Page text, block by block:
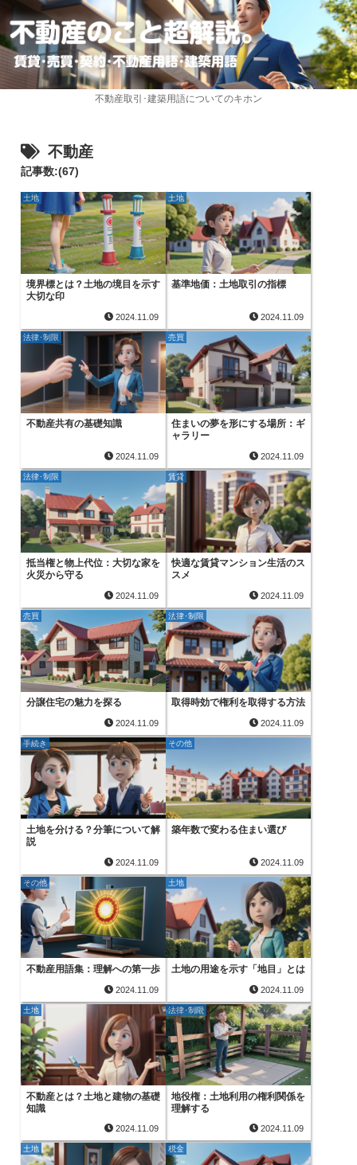
不動産取引･建築用語についてのキホン
不動産
記事数:(67)
土地
境界標とは？土地の境目を示す
大切な印
2024.11.09
土地
基準地価：土地取引の指標
2024.11.09
法律･制限
不動産共有の基礎知識
2024.11.09
売買
住まいの夢を形にする場所：ギ
ャラリー
2024.11.09
法律･制限
抵当権と物上代位：大切な家を
火災から守る
2024.11.09
賃貸
快適な賃貸マンション生活のス
スメ
2024.11.09
売買
分譲住宅の魅力を探る
2024.11.09
法律･制限
取得時効で権利を取得する方法
2024.11.09
手続き
土地を分ける？分筆について解
説
2024.11.09
その他
築年数で変わる住まい選び
2024.11.09
その他
不動産用語集：理解への第一歩
2024.11.09
土地
土地の用途を示す「地目」とは
2024.11.09
土地
不動産とは？土地と建物の基礎
知識
2024.11.09
法律･制限
地役権：土地利用の権利関係を
理解する
2024.11.09
土地 税金